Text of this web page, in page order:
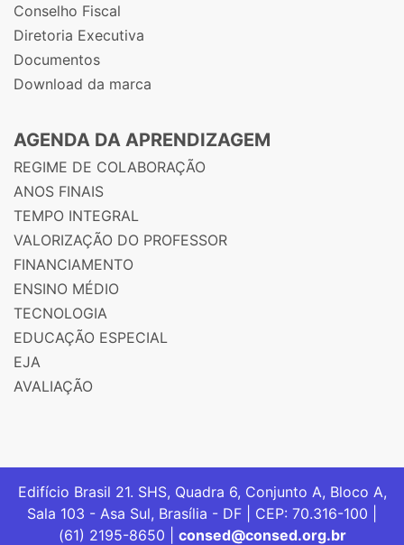
Conselho Fiscal
Diretoria Executiva
Documentos
Download da marca
AGENDA DA APRENDIZAGEM
REGIME DE COLABORAÇÃO
ANOS FINAIS
TEMPO INTEGRAL
VALORIZAÇÃO DO PROFESSOR
FINANCIAMENTO
ENSINO MÉDIO
TECNOLOGIA
EDUCAÇÃO ESPECIAL
EJA
AVALIAÇÃO
Edifício Brasil 21. SHS, Quadra 6, Conjunto A, Bloco A,
Sala 103 - Asa Sul, Brasília - DF | CEP: 70.316-100 |
(61) 2195-8650 | consed@consed.org.br